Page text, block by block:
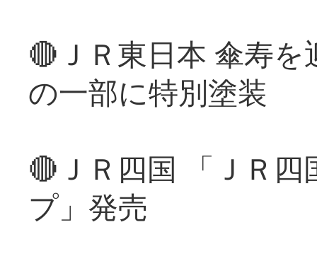
🔴ＪＲ東日本 傘寿
の一部に特別塗装
🔴ＪＲ四国 「ＪＲ
プ」発売